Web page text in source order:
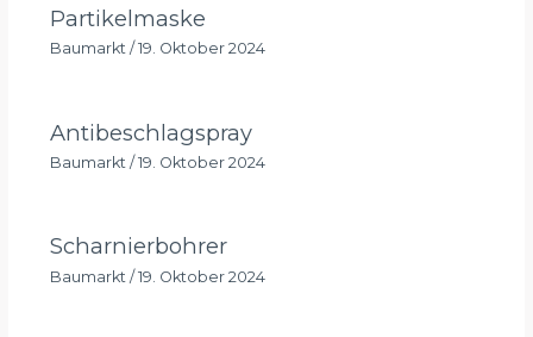
Partikelmaske
Baumarkt/ 19. Oktober 2024
Antibeschlagspray
Baumarkt / 19. Oktober 2024
Scharnierbohrer
Baumarkt / 19. Oktober 2024